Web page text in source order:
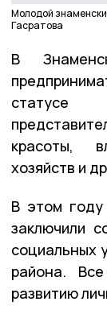
Молодой
Гасратова
В
статусе
красоты,
хозяйств и
В этом году
заключили
социальных
района.
развитию